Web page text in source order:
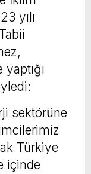
yılı
sektörüne
Türkiye
içinde